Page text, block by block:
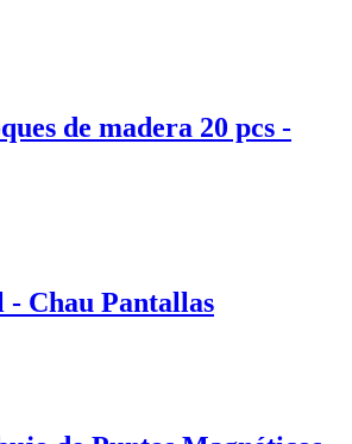
de madera 20 pcs -
Chau Pantallas